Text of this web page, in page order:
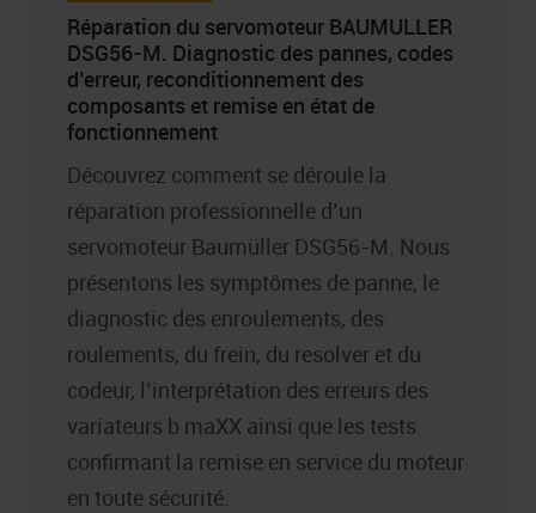
Réparation du servomoteur BAUMULLER
DSG56-M. Diagnostic des pannes, codes
d’erreur, reconditionnement des
composants et remise en état de
fonctionnement
Découvrez comment se déroule la
réparation professionnelle d’un
servomoteur Baumüller DSG56-M. Nous
présentons les symptômes de panne, le
diagnostic des enroulements, des
roulements, du frein, du resolver et du
codeur, l’interprétation des erreurs des
variateurs b maXX ainsi que les tests
confirmant la remise en service du moteur
en toute sécurité.